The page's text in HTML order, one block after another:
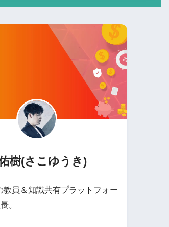
樹(さこゆうき)
教員＆知識共有プラットフォー
。